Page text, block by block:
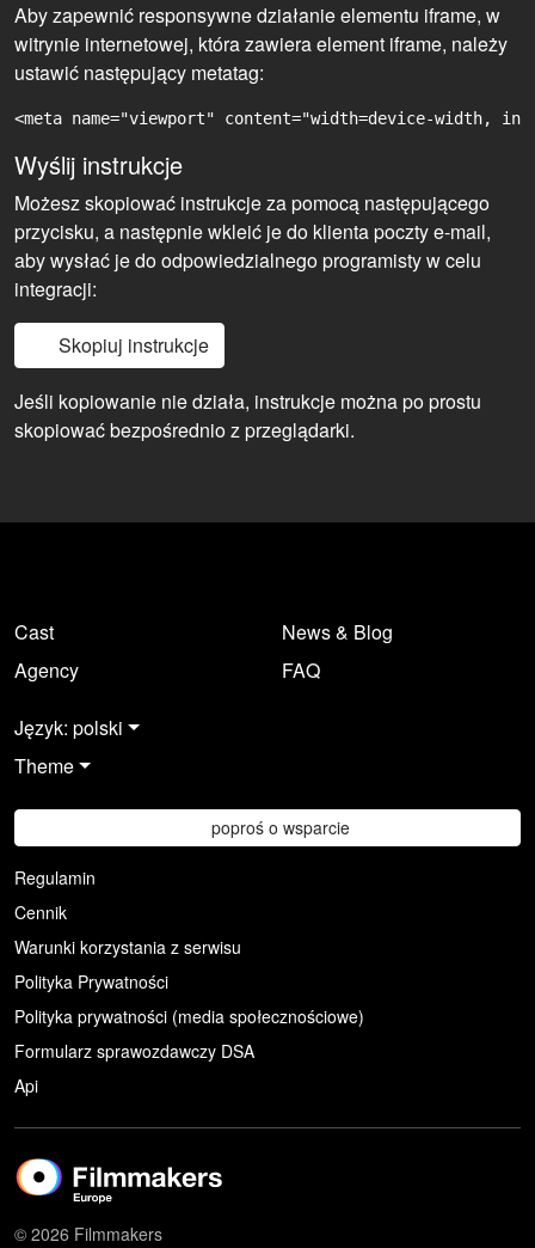
Aby zapewnić responsywne działanie elementu iframe, w
witrynie internetowej, która zawiera element iframe, należy
ustawić następujący metatag:
<meta name="viewport" content="width=device-width,
Wyślij instrukcje
Możesz skopiować instrukcje za pomocą następującego
przycisku, a następnie wkleić je do klienta poczty e-mail,
aby wysłać je do odpowiedzialnego programisty w celu
integracji:
Skopiuj instrukcje
Jeśli kopiowanie nie działa, instrukcje można po prostu
skopiować bezpośrednio z przeglądarki.
Cast
Agency
News & Blog
FAQ
Język: polski
Theme
poproś o wsparcie
Regulamin
Cennik
Warunki korzystania z serwisu
Polityka Prywatności
Polityka prywatności (media społecznościowe)
Formularz sprawozdawczy DSA
Api
© 2026 Filmmakers